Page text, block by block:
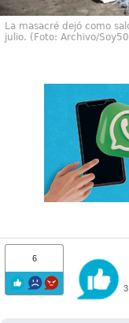
La masacré dejó como
julio. (Foto: Archivo/
6
3